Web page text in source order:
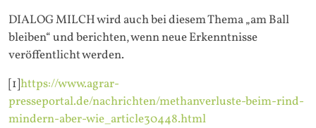
DIALOG MILCH wird auch bei diesem Thema „am Ball
bleiben“ und berichten, wenn neue Erkenntnisse
veröffentlicht werden.
[1]https://www.agrar-
presseportal.de/nachrichten/methanverluste-beim-rind-
mindern-aber-wie_article30448.html